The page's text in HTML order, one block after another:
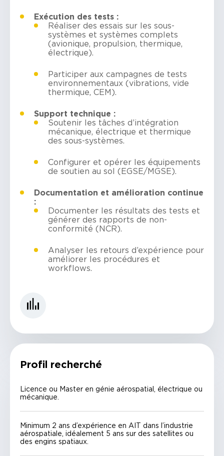
Exécution des tests :
Réaliser des essais sur les sous-
systèmes et systèmes complets
(avionique, propulsion, thermique,
électrique).
Participer aux campagnes de tests
environnementaux (vibrations, vide
thermique, CEM).
Support technique :
Soutenir les tâches d’intégration
mécanique, électrique et thermique
des sous-systèmes.
Configurer et opérer les équipements
de soutien au sol (EGSE/MGSE).
Documentation et amélioration continue
:
Documenter les résultats des tests et
générer des rapports de non-
conformité (NCR).
Analyser les retours d’expérience pour
améliorer les procédures et
workflows.
Profil recherché
Licence ou Master en génie aérospatial, électrique ou
mécanique.
Minimum 2 ans d’expérience en AIT dans l’industrie
aérospatiale, idéalement 5 ans sur des satellites ou
des engins spatiaux.